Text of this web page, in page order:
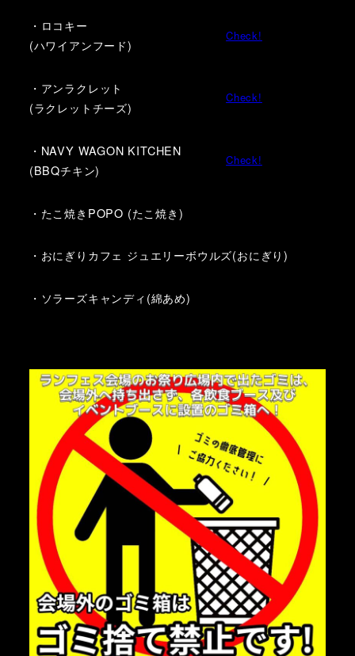
・ロコキー
(ハワイアンフード)
Check!
・アンラクレット
(ラクレットチーズ)
Check!
・NAVY WAGON KITCHEN
(BBQチキン)
Check!
・たこ焼きPOPO (たこ焼き)
・おにぎりカフェ ジュエリーボウルズ(おにぎり)
・ソラーズキャンディ(綿あめ)